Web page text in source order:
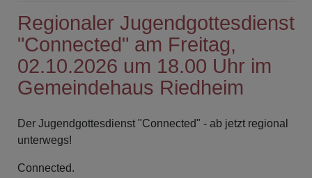
Regionaler Jugendgottesdienst
"Connected" am Freitag,
02.10.2026 um 18.00 Uhr im
Gemeindehaus Riedheim
Der Jugendgottesdienst "Connected" - ab jetzt regional
unterwegs!
Connected.